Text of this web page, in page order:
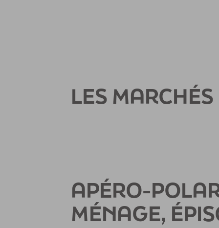
LES MARCHÉS
APÉRO-
MÉNAGE,